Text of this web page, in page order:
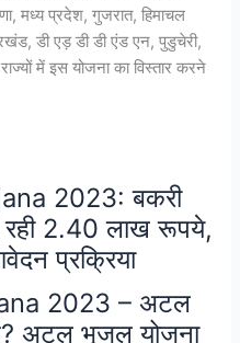
मध्य प्रदेश, गुजरात, हिमाचल
डी एड़ डी डी एंड एन, पुडुचेरी,
में इस योजना का विस्तार करने
2023: बकरी
रही 2.40 लाख रूपये,
प्रक्रिया
2023 – अटल
अटल भूजल योजना